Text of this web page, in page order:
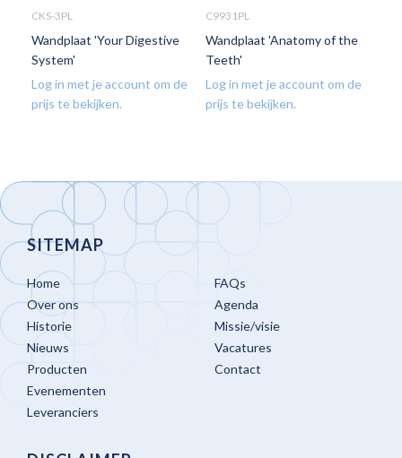
CKS-3PL
Wandplaat 'Your Digestive
System'
Log in met je account om de
prijs te bekijken.
C9931PL
Wandplaat 'Anatomy of the
Teeth'
Log in met je account om de
prijs te bekijken.
SITEMAP
Home
Over ons
Historie
Nieuws
Producten
Evenementen
Leveranciers
FAQs
Agenda
Missie/visie
Vacatures
Contact